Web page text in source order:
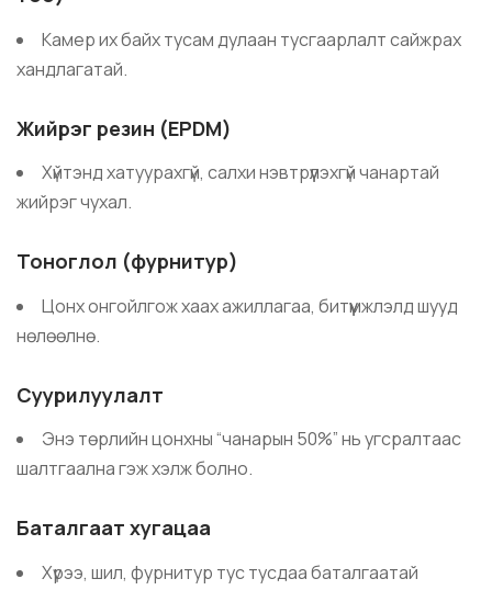
Камер их байх тусам дулаан тусгаарлалт сайжрах
хандлагатай.
Жийрэг резин (EPDM)
Хүйтэнд хатуурахгүй, салхи нэвтрүүлэхгүй чанартай
жийрэг чухал.
Тоноглол (фурнитур)
Цонх онгойлгож хаах ажиллагаа, битүүмжлэлд шууд
нөлөөлнө.
Суурилуулалт
Энэ төрлийн цонхны “чанарын 50%” нь угсралтаас
шалтгаална гэж хэлж болно.
Баталгаат хугацаа
Хүрээ, шил, фурнитур тус тусдаа баталгаатай